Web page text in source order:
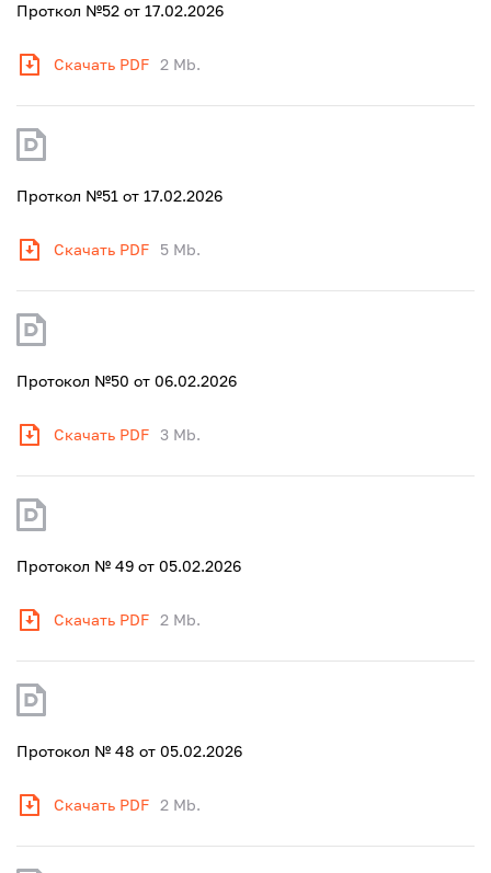
Проткол №52 от 17.02.2026
Скачать PDF 2 Mb.
Проткол №51 от 17.02.2026
Скачать PDF 5 Mb.
Протокол №50 от 06.02.2026
Скачать PDF 3 Mb.
Протокол № 49 от 05.02.2026
Скачать PDF 2 Mb.
Протокол № 48 от 05.02.2026
Скачать PDF 2 Mb.